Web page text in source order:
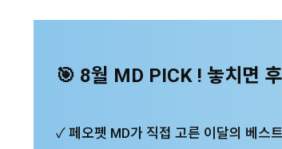
🎯 8월 MD PICK ! 놓치면
✓ 페오펫 MD가 직접 고른 이달의 베스